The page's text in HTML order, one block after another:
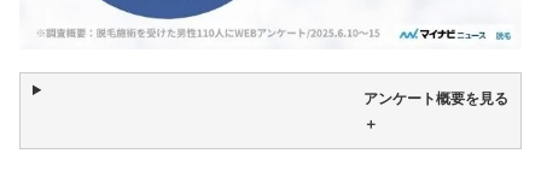
アンケート概要を見る
＋